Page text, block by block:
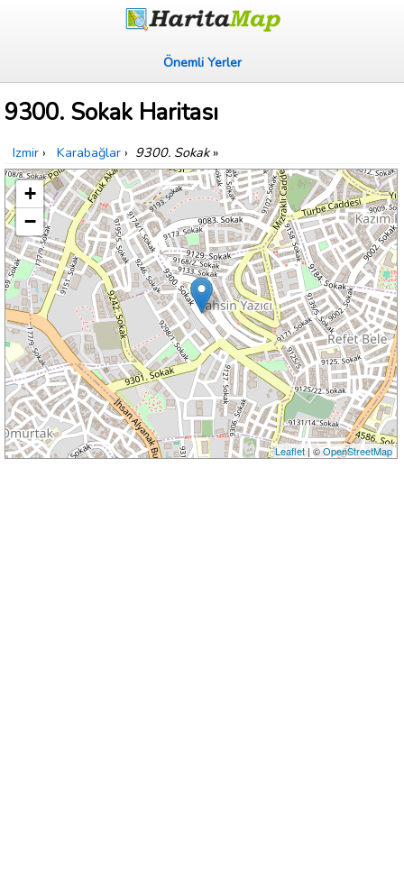
Önemli Yerler
9300. Sokak Haritası
Izmir › Karabağlar › 9300. Sokak»
+
−
Leaflet| ©OpenStreetMap